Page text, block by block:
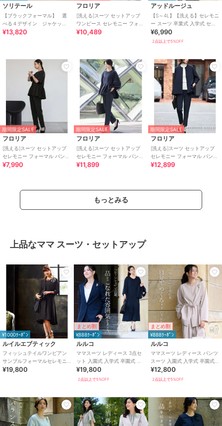
ソリテール
【ブラックフォーマル】 選
べる４デザイン ジャケッ
ト・ワンピースの2点セット
¥13,820
フロリア
[洗える]スーツ セットアップ
ワンピース セレモニー フォー
マル 卒業式 入学式
¥10,489
アッドルージュ
【S～4L】【洗える】セレモニ
ー スーツ 卒業式 入学式 セッ
トアップ
¥6,990
2点以上で5%OFF
期間限定SALE
フロリア
[洗える]スーツ セットアップ
セレモニー フォーマル パンツ
スーツ 卒業式 入学式
¥7,990
期間限定SALE
フロリア
[洗える]スーツ セットアップ
セレモニー フォーマル パンツ
スーツ 卒業式 入学式
¥11,899
期間限定SALE
フロリア
[洗える]スーツ セットアップ
セレモニー フォーマル パンツ
スーツ 卒業式 入学式
¥12,899
もっとみる
上品なママ スーツ・セットアップ
¥1000ｸｰﾎﾟﾝ
ルイルエブティック
フィッシュテイルワンピアン
サンブルフォーマルセレモニ
ースーツ/入学式・卒業式・七
¥19,800
まとめ割
¥888ｸｰﾎﾟﾝ
ルルコ
ママスーツ レディース 3点セ
ット 入園式 入学式 卒園式 卒
業式 七五三 セレモニー フォー
マル
¥19,800
2点以上で5%OFF
まとめ割
¥888ｸｰﾎﾟﾝ
ルルコ
ママスーツ レディース パンツ
スーツ 入園式 入学式 卒園式
卒業式 七五三 セレモニー フォ
ーマル
¥12,800
2点以上で5%OFF